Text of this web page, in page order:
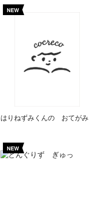
NEW
はりねずみくんの おてがみ
NEW